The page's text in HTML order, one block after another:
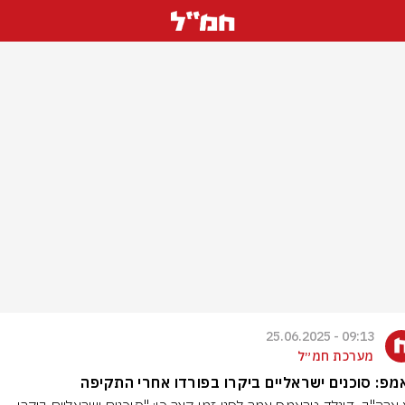
09:13 - 25.06.2025
מערכת חמ״ל
סוכנים ישראליים ביקרו בפורדו אחרי התקיפה